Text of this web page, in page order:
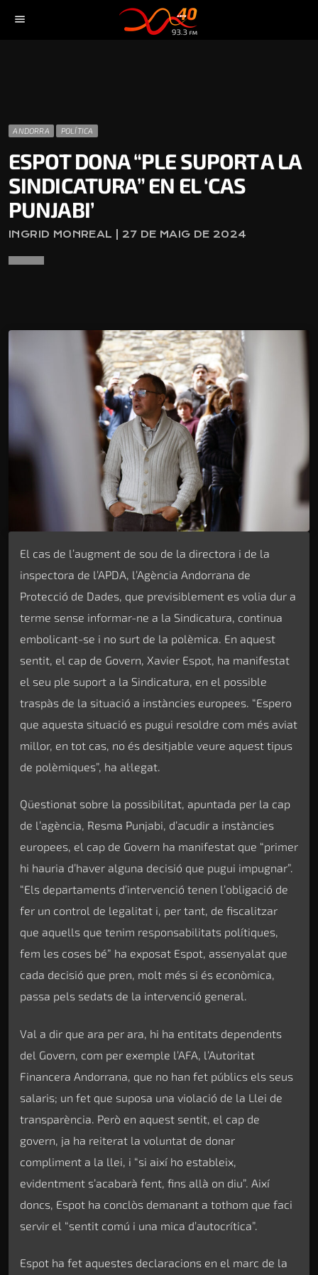
menu
ANDORRA POLÍTICA
ESPOT DONA “PLE SUPORT A LA
SINDICATURA” EN EL ‘CAS
PUNJABI’
INGRID MONREAL | 27 DE MAIG DE 2024
El cas de l’augment de sou de la directora i de la
inspectora de l’APDA, l’Agència Andorrana de
Protecció de Dades, que previsiblement es volia dur a
terme sense informar-ne a la Sindicatura, continua
embolicant-se i no surt de la polèmica. En aquest
sentit, el cap de Govern, Xavier Espot, ha manifestat
el seu ple suport a la Sindicatura, en el possible
traspàs de la situació a instàncies europees. “Espero
que aquesta situació es pugui resoldre com més aviat
millor, en tot cas, no és desitjable veure aquest tipus
de polèmiques”, ha al·legat.
Qüestionat sobre la possibilitat, apuntada per la cap
de l’agència, Resma Punjabi, d’acudir a instàncies
europees, el cap de Govern ha manifestat que “primer
hi hauria d’haver alguna decisió que pugui impugnar”.
“Els departaments d’intervenció tenen l’obligació de
fer un control de legalitat i, per tant, de fiscalitzar
que aquells que tenim responsabilitats polítiques,
fem les coses bé” ha exposat Espot, assenyalat que
cada decisió que pren, molt més si és econòmica,
passa pels sedats de la intervenció general.
Val a dir que ara per ara, hi ha entitats dependents
del Govern, com per exemple l’AFA, l’Autoritat
Financera Andorrana, que no han fet públics els seus
salaris; un fet que suposa una violació de la Llei de
transparència. Però en aquest sentit, el cap de
govern, ja ha reiterat la voluntat de donar
compliment a la llei, i “si així ho estableix,
evidentment s’acabarà fent, fins allà on diu”. Així
doncs, Espot ha conclòs demanant a tothom que faci
servir el “sentit comú i una mica d’autocrítica”.
Espot ha fet aquestes declaracions en el marc de la